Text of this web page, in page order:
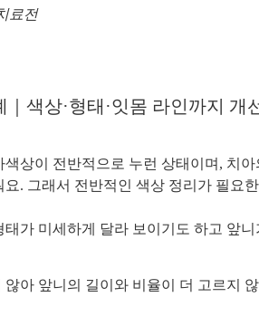
료전
색상·형태·잇몸 라인까지 개
상이 전반적으로 누런 상태이며, 치
. 그래서 전반적인 색상 정리가 필요
가 미세하게 달라 보이기도 하고 앞
아 앞니의 길이와 비율이 더 고르지